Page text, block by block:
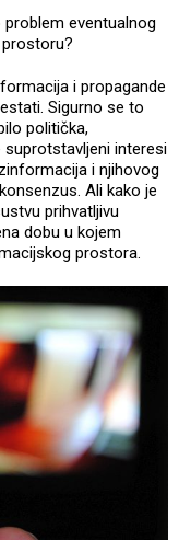
eventualnog
i propagande
Sigurno se to
politička,
interesi
i njihovog
Ali kako je
prihvatljivu
dobu u kojem
prostora.